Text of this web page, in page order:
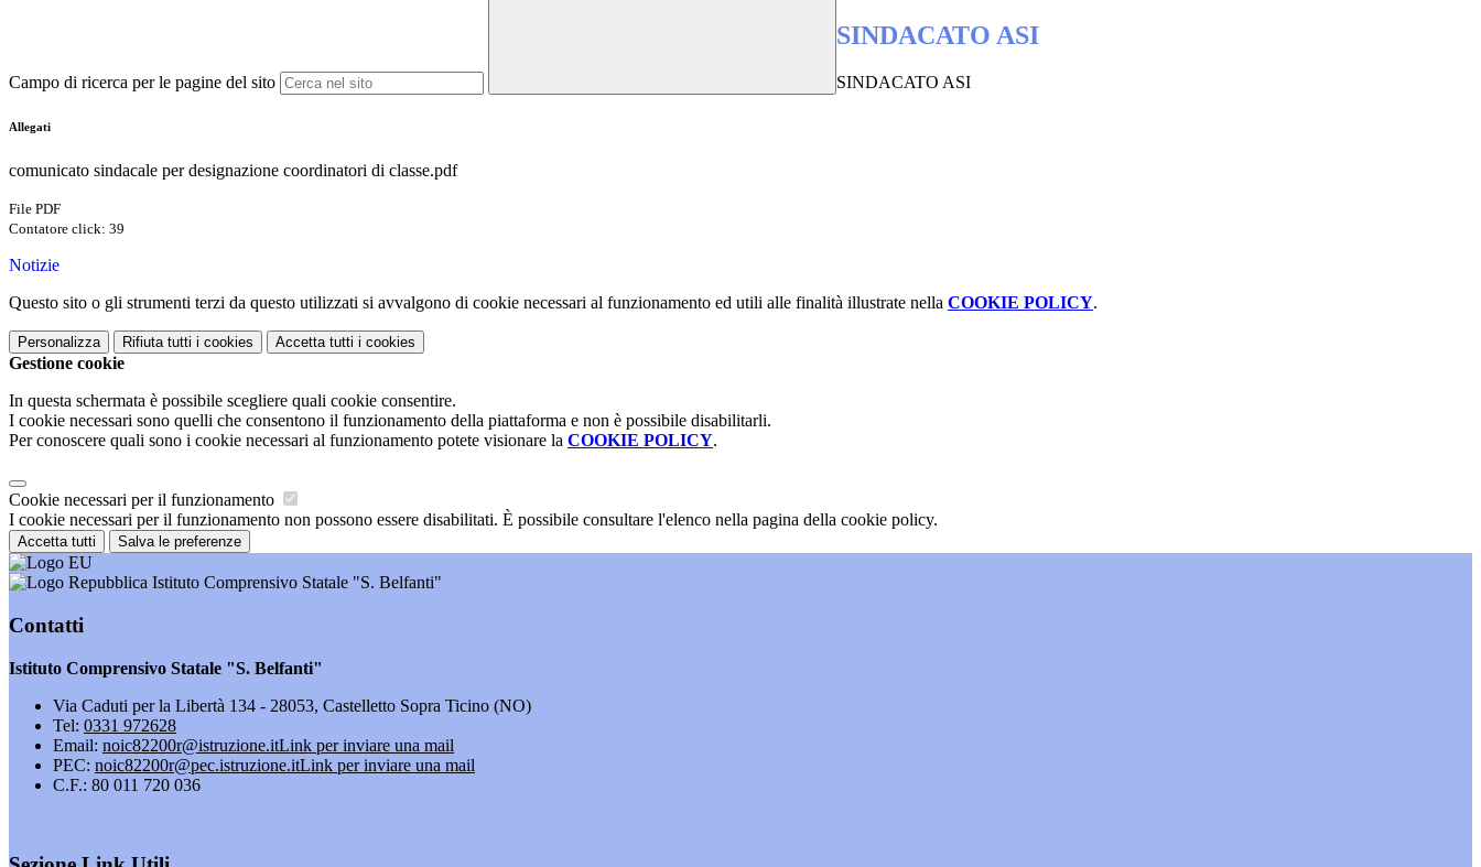
Campo di ricerca per le pagine del sito
SINDACATO ASI
SINDACATO ASI
Allegati
comunicato sindacale per designazione coordinatori di classe.pdf
File PDF
Contatore click: 39
Notizie
Questo sito o gli strumenti terzi da questo utilizzati si avvalgono di cookie necessari al funzionamento ed utili alle finalità illustrate nella COOKIE POLICY.
Personalizza Rifiuta tutti i cookies Accetta tutti i cookies
Gestione cookie
In questa schermata è possibile scegliere quali cookie consentire.
I cookie necessari sono quelli che consentono il funzionamento della piattaforma e non è possibile disabilitarli.
Per conoscere quali sono i cookie necessari al funzionamento potete visionare la COOKIE POLICY.
Cookie necessari per il funzionamento
I cookie necessari per il funzionamento non possono essere disabilitati. È possibile consultare l'elenco nella pagina della cookie policy.
Accetta tutti Salva le preferenze
Istituto Comprensivo Statale "S. Belfanti"
Contatti
Istituto Comprensivo Statale "S. Belfanti"
Via Caduti per la Libertà 134 - 28053, Castelletto Sopra Ticino (NO)
Tel: 0331 972628
Email: noic82200r@istruzione.itLink per inviare una mail
PEC: noic82200r@pec.istruzione.itLink per inviare una mail
C.F.: 80 011 720 036